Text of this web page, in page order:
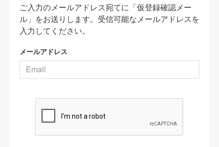
ご入力のメールアドレス宛てに「仮登録確認メー
ル」をお送りします。受信可能なメールアドレスを
入力してください。
メールアドレス